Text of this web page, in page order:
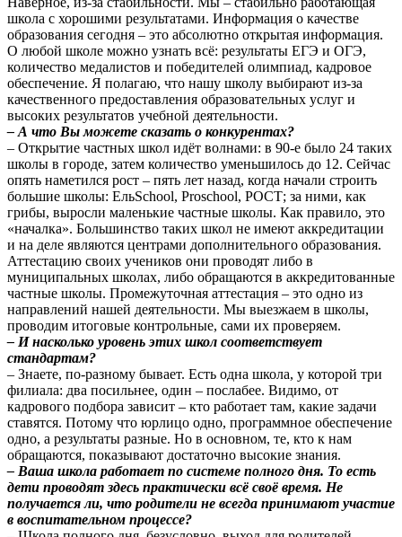
школа с хорошими результатами. Информация о качестве
образования сегодня – это абсолютно открытая информация.
О любой школе можно узнать всё: результаты ЕГЭ и ОГЭ,
количество медалистов и победителей олимпиад, кадровое
обеспечение. Я полагаю, что нашу школу выбирают из-за
качественного предоставления образовательных услуг и
высоких результатов учебной деятельности.
– А что Вы можете сказать о конкурентах?
– Открытие частных школ идёт волнами: в 90-е было 24 таких
школы в городе, затем количество уменьшилось до 12. Сейчас
опять наметился рост – пять лет назад, когда начали строить
большие школы: ЕльSchool, Proschool, РОСТ; за ними, как
грибы, выросли маленькие частные школы. Как правило, это
«началка». Большинство таких школ не имеют аккредитации
и на деле являются центрами дополнительного образования.
Аттестацию своих учеников они проводят либо в
муниципальных школах, либо обращаются в аккредитованные
частные школы. Промежуточная аттестация – это одно из
направлений нашей деятельности. Мы выезжаем в школы,
проводим итоговые контрольные, сами их проверяем.
– И насколько уровень этих школ соответствует
стандартам?
– Знаете, по-разному бывает. Есть одна школа, у которой три
филиала: два посильнее, один – послабее. Видимо, от
кадрового подбора зависит – кто работает там, какие задачи
ставятся. Потому что юрлицо одно, программное обеспечение
одно, а результаты разные. Но в основном, те, кто к нам
обращаются, показывают достаточно высокие знания.
– Ваша школа работает по системе полного дня. То есть
дети проводят здесь практически всё своё время. Не
получается ли, что родители не всегда принимают участие
в воспитательном процессе?